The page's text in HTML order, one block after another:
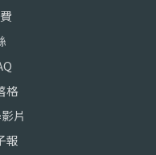
格
片
報